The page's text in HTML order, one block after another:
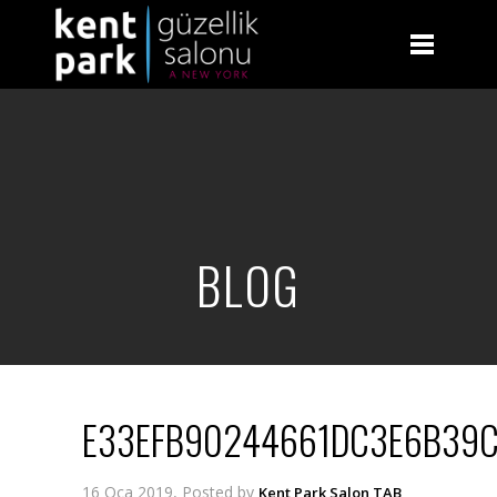
BLOG
16 Oca 2019, Posted by Kent Park Salon TAB